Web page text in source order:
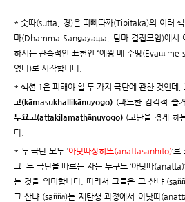
* 숫따(sutta, 경)은 띠삐따까(Tipitaka)의 여러 섹
마(Dhamma Sangayaṃa, 담마 결집모임)에서
하시는 관습적인 표현인 “에왕 메 수땅(Evaṃ me
었다)로 시작합니다.
* 섹션 1은 피해야 할 두 가지 극단에 관한 것인데,
고(kāmasukhallikānuyogo) (과도한 감각적 즐
누요고(attakilamathānuyogo) (고난을 겪게 하
다.
* 두 극단 모두 ‘아낫따상히또(anattasanhito)’
그 두 극단을 따르는 자는 누구도 ‘아낫따
는 것을 의미합니다. 따라서 그들은 그 산냐-
그 산냐-(saññā)는 재탄생 과정에서 아낫따